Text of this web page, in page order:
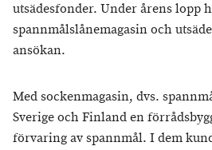
utsädesfonder. Under årens lopp
spannmålslånemagasin och
ansökan.
Med sockenmagasin, dvs.
Sverige och Finland en
förvaring av spannmål. I dem